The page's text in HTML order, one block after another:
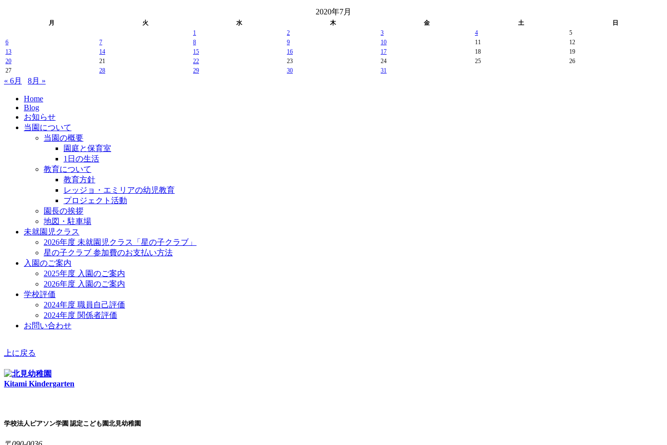
2020年7月
月 火 水 木 金 土
日
1
2 3 4
5
6
7 8 9 10 11
12
13
14 15 16 17 18
19
20
21 22 23 24 25
26
27
28 29 30 31
« 6月 8月 »
Home
Blog
お知らせ
当園について
当園の概要
園庭と保育室
1日の生活
教育について
教育方針
レッジョ・エミリアの幼児教育
プロジェクト活動
園長の挨拶
地図・駐車場
未就園児クラス
2026年度 未就園児クラス「星の子クラブ」
星の子クラブ 参加費のお支払い方法
入園のご案内
2025年度 入園のご案内
2026年度 入園のご案内
学校評価
2024年度 職員自己評価
2024年度 関係者評価
お問い合わせ
上に戻る
Kitami Kindergarten
学校法人ピアソン学園 認定こども園北見幼稚園